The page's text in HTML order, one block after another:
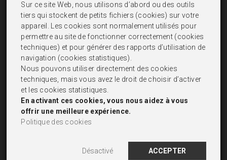
Sur ce site Web, nous utilisons d’abord ou des outils
tiers qui stockent de petits fichiers (cookies) sur votre
appareil. Les cookies sont normalement utilisés pour
permettre au site de fonctionner correctement (cookies
techniques) et pour générer des rapports d’utilisation de
navigation (cookies statistiques).
Nous pouvons utiliser directement des cookies
techniques, mais vous avez le droit de choisir d’activer
et les cookies statistiques.
En activant ces cookies, vous nous aidez à vous
offrir une meilleure expérience.
Politique des cookies
ACCEPTER
Désactivé